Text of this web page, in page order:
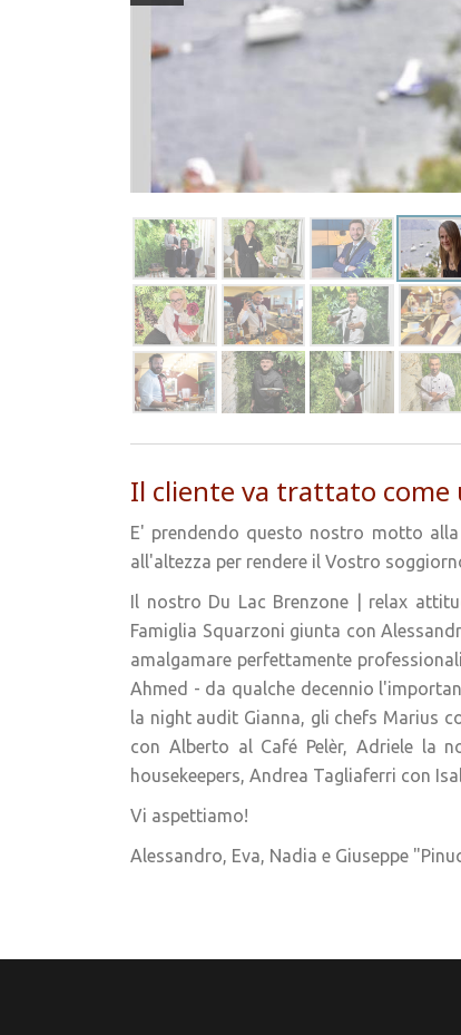
Il cliente va trattato come
E' prendendo questo nostro motto
all'altezza per rendere il Vostro
Il nostro Du Lac Brenzone | relax
Famiglia Squarzoni giunta con
amalgamare perfettamente
Ahmed - da qualche decennio
la night audit Gianna, gli chefs Marius
con Alberto al Café Pelèr, Adriele la
housekeepers, Andrea Tagliaferri con
Vi aspettiamo!
Alessandro, Eva, Nadia e Giuseppe